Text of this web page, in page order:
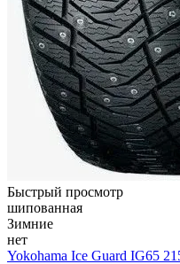
Быстрый просмотр
шипованная
Зимние
нет
Yokohama Ice Guard IG65